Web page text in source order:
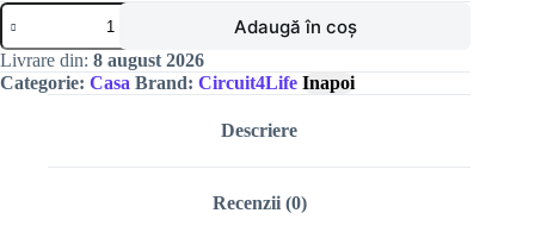
Cantitate
Suport
magnetic
pentru
managementul
Adaugă în coș
Livrare din: 8 august 2026
Categorie: Casa Brand: Circuit4Life Inapoi
Descriere
Recenzii (0)